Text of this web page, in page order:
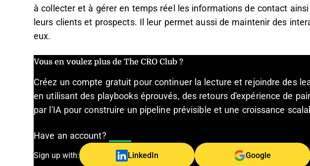
à collecter et à gérer en temps réel les informations de contact
leurs clients et prospects. Il leur permet aussi de maintenir des
eux.
Vous en voulez plus de The CRO Club ?
Créez un compte gratuit pour continuer la lecture et rejoindre des
en utilisant des playbooks éprouvés, des retours d'expérience de
par l'IA pour construire un pipeline prévisible et une croissance
Have an account?
Sign up with: LinkedIn Google